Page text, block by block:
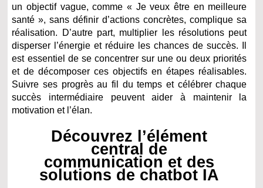
un objectif vague, comme « Je veux être en meilleure
santé », sans définir d’actions concrètes, complique sa
réalisation. D’autre part, multiplier les résolutions peut
disperser l’énergie et réduire les chances de succès. Il
est essentiel de se concentrer sur une ou deux priorités
et de décomposer ces objectifs en étapes réalisables.
Suivre ses progrès au fil du temps et célébrer chaque
succès intermédiaire peuvent aider à maintenir la
motivation et l’élan.
Découvrez l’élément
central de
communication et des
solutions de chatbot IA